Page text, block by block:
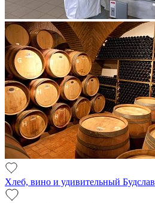
Хлеб, вино и удивительный Будслав